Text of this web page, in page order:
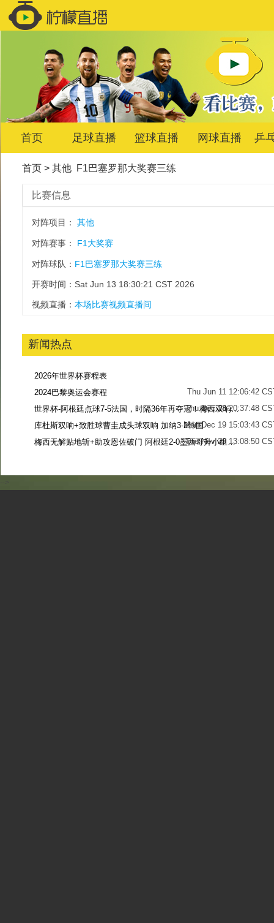
首页 足球直播 篮球直播 网球直播 乒
首页> 其他 F1巴塞罗那大奖赛三练
比赛信息
对阵项目： 其他
对阵赛事： F1大奖赛
对阵球队： F1巴塞罗那大奖赛三练
开赛时间：Sat Jun 13 18:30:21 CST 2026
视频直播： 本场比赛视频直播间
新闻热点
2026年世界杯赛程表
Thu Jun 11 12:06:42
2024巴黎奥运会赛程
Thu Dec 28 20:37:48
世界杯-阿根廷点球7-5法国，时隔36年再夺冠！梅西双响姆巴佩戴帽
Mon Dec 19 15:03:43
库杜斯双响+致胜球曹圭成头球双响 加纳3-2韩国
Tue Nov 29 13:08:50
梅西无解贴地斩+助攻恩佐破门 阿根廷2-0墨西哥升小组第二